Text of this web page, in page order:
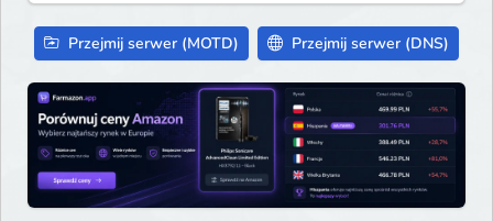
Przejmij serwer (MOTD) Przejmij serwer (DNS)